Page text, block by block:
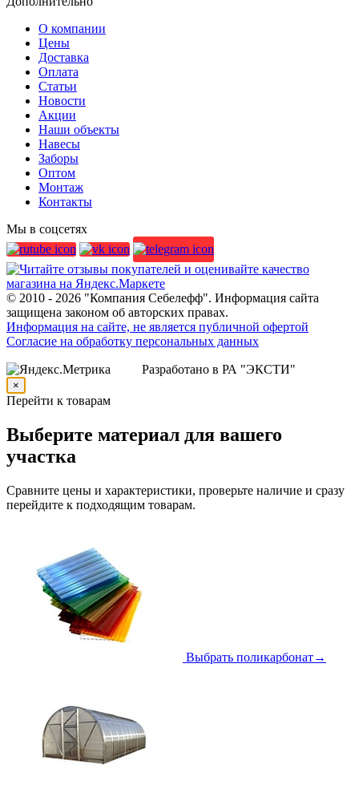
О компании
Цены
Доставка
Оплата
Статьи
Новости
Акции
Наши объекты
Навесы
Заборы
Оптом
Монтаж
Контакты
Мы в соцсетях
© 2010 - 2026 "Компания Себелефф". Информация сайта
защищена законом об авторских правах.
Информация на сайте, не является публичной офертой
Согласие на обработку персональных данных
Разработано в РА "ЭКСТИ"
×
Перейти к товарам
Выберите материал для вашего
участка
Сравните цены и характеристики, проверьте наличие и сразу
перейдите к подходящим товарам.
Выбрать поликарбонат→